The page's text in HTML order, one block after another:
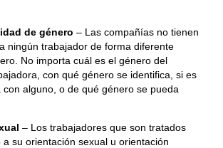
de género – Las compañías no tienen
ningún trabajador de forma diferente
No importa cuál es el género del
con qué género se identifica, si es
con alguno, o de qué género se pueda
– Los trabajadores que son tratados
su orientación sexual u orientación